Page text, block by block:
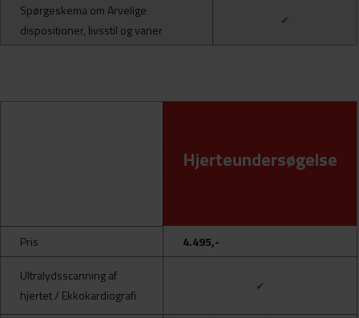
Spørgeskema om Arvelige
dispositioner, livsstil og vaner
✔
Hjerteundersøgelse
Pris
4.495,-
Ultralydsscanning af
hjertet / Ekkokardiografi
✔